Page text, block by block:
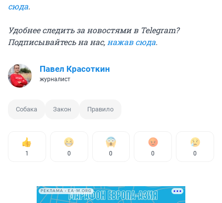
сюда.
Удобнее следить за новостями в Telegram?
Подписывайтесь на нас, нажав сюда.
Павел Красоткин
журналист
Собака Закон Правило
1 0 0 0 0
РЕКЛАМА • EA-M.ORG